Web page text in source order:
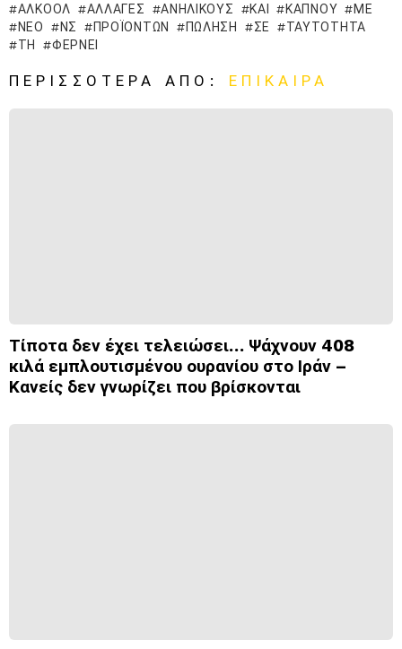
ΑΛΚΟΌΛ ΑΛΛΑΓΈΣ ΑΝΗΛΊΚΟΥΣ ΚΑΙ ΚΑΠΝΟΎ
ΜΕ
ΝΈΟ
ΝΣ ΠΡΟΪΌΝΤΩΝ ΠΏΛΗΣΗ ΣΕ
ΤΑΥΤΌΤΗΤΑ
ΤΗ
ΦΈΡΝΕΙ
ΠΕΡΙΣΣΌΤΕΡΑ ΑΠΌ: ΕΠΊΚΑΙΡΑ
Τίποτα δεν έχει τελειώσει… Ψάχνουν 408
κιλά εμπλουτισμένου ουρανίου στο Ιράν –
Κανείς δεν γνωρίζει που βρίσκονται